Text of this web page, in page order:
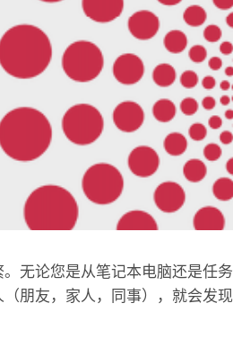
无论您是从笔记本电脑还是任
朋友，家人，同事），就会发